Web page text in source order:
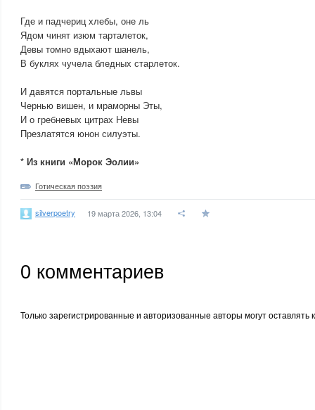
Где и падчериц хлебы, оне ль
Ядом чинят изюм тарталеток,
Девы томно вдыхают шанель,
В буклях чучела бледных старлеток.
И давятся портальные львы
Чернью вишен, и мраморны Эты,
И о гребневых цитрах Невы
Презлатятся юнон силуэты.
* Из книги «Морок Эолии»
Готическая поэзия
silverpoetry 19 марта 2026, 13:04
0 комментариев
Только зарегистрированные и авторизованные авторы могут оставлять